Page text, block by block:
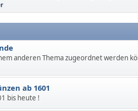
anderen Thema zugeordnet werden
ab 1601
bis heute !